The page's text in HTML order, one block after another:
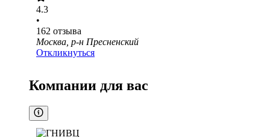
4.3
•
162 отзыва
Москва, р-н Пресненский
Откликнуться
Компании для вас